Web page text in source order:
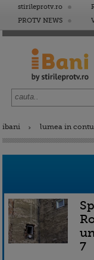
stirileprotv.ro
PROTV NEWS
ibani lumea in
7